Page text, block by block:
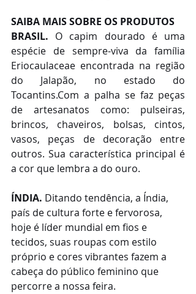
SAIBA MAIS SOBRE OS PRODUTOS
BRASIL. O capim dourado é uma
espécie de sempre-viva da família
Eriocaulaceae encontrada na região
do Jalapão, no estado do
Tocantins.Com a palha se faz peças
de artesanatos como: pulseiras,
brincos, chaveiros, bolsas, cintos,
vasos, peças de decoração entre
outros. Sua característica principal é
a cor que lembra a do ouro.
ÍNDIA. Ditando tendência, a Índia,
país de cultura forte e fervorosa,
hoje é líder mundial em fios e
tecidos, suas roupas com estilo
próprio e cores vibrantes fazem a
cabeça do público feminino que
percorre a nossa feira.